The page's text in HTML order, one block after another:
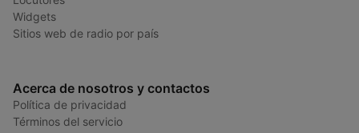
Widgets
Sitios web de radio por país
Acerca de nosotros y contactos
Política de privacidad
Términos del servicio